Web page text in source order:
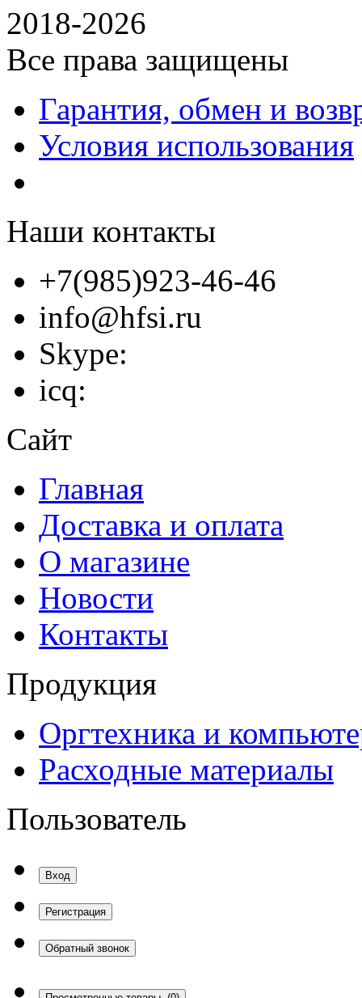
2018-2026
Все права защищены
Гарантия, обмен и
Условия использования
Наши контакты
+7(985)923-46-46
info@hfsi.ru
Skype:
icq:
Сайт
Главная
Доставка и оплата
О магазине
Новости
Контакты
Продукция
Оргтехника и
Расходные материалы
Пользователь
Вход
Регистрация
Обратный звонок